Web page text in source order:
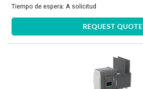
Tiempo de espera:A solicitud
REQUEST QUOTE